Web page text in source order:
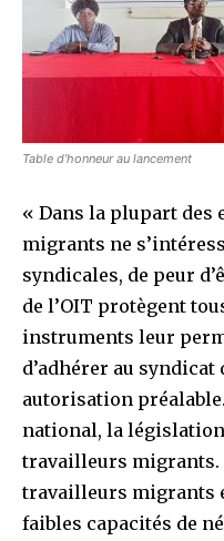
Table d’honneur au lancement
« Dans la plupart des
migrants ne
syndicales, de peur
de l’OIT protègent
instruments leur
d’adhérer au
autorisation
national, la
travailleurs migrants.
travailleurs migrants
faibles capacités de